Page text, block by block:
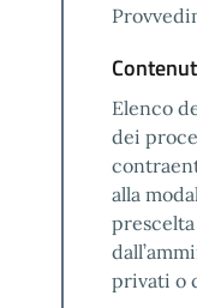
Elenco
dei
alla
privati o